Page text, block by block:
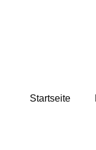
Startseite